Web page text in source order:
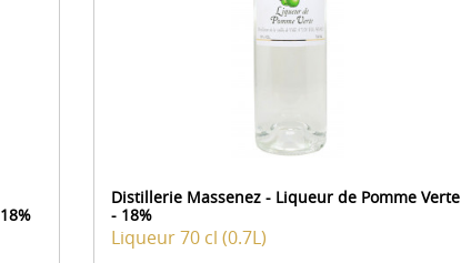
Distillerie Massenez - Liqueur de Pomme Verte
- 18%
Liqueur70 cl (0.7L)